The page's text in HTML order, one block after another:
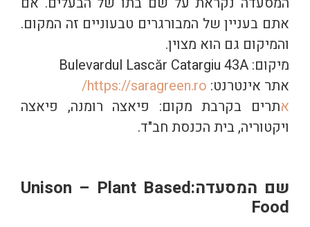
אתם בעניין של המבורגרים טבעוניים זה המקום.
והמיקום גם הוא מצוין.
מיקום: Bulevardul Lascăr Catargiu 43A
אתר אינטרנט: https://saragreen.ro/
אתרים בקרבת מקום: פיאצה רומנה, פיאצה
ויקטוריה, בית הכנסת חב"ד.
שם המסעדה:Unison – Plant Based
Food